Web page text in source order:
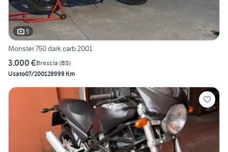
5
Monster 750 dark carb 2001
3.000 €Brescia (BS)
Usato07/200129999 Km